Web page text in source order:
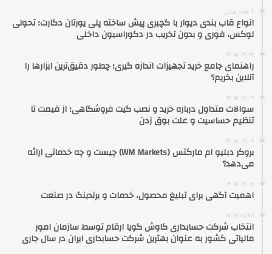
1 هفته پیش
انواع قاب بندی دیوار با گچبری پیش ساخته پلی یورتان دکارت؛ تحولی
لوکس، فوری و بدون تخریب در دکوراسیون داخلی
۱۴۰۵/۰۴/۱۴
راهنمای جامع خرید تجهیزات اندازه گیری؛ چطور دقیق‌ترین ابزارها را
آنلاین بخریم؟
۱۴۰۵/۰۴/۰۹
سوالات متداول درباره خرید و نصب گیت فروشگاهی؛ از قیمت تا
تنظیم حساسیت و علت بوق زدن
۱۴۰۵/۰۴/۰۶
بروکر دبلیو ام مارکتس (WM Markets) چیست و چه خدماتی ارائه
می‌دهد؟
۱۴۰۵/۰۴/۰۵
اهمیت آگهی برای تبلیغ محصول، خدمات و برندینگ در صنعت
۱۴۰۳/۱۱/۲۸
انتخاب شرکت حسابداری کاوش گویا ارقام توسط سازمان امور
مالیاتی کشور به عنوان بهترین شرکت حسابداری ایران در سال جاری